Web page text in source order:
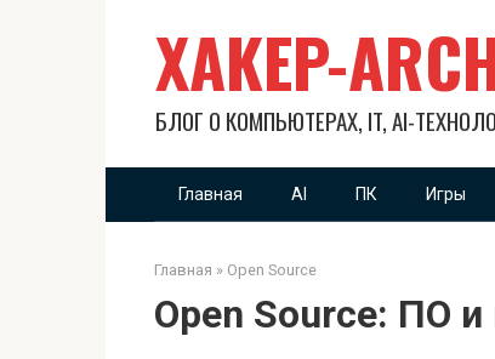
XAKEP-
БЛОГ О КОМПЬЮТЕРАХ, IT, AI-
Главная AI ПК Игры
Главная » Open Source
Open Source: ПО